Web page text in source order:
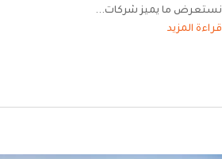
نستعرض ما يميز شركات...
قراءة المزيد